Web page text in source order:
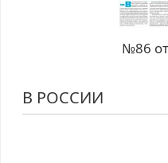
№86
В РОССИИ